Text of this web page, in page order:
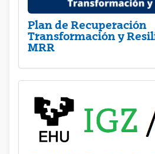
Plan de Recuperación
Transformación y
MRR